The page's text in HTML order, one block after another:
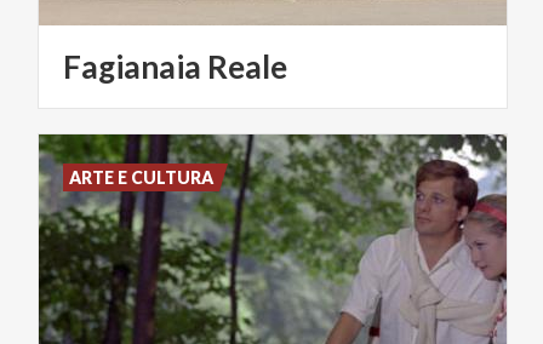
Fagianaia Reale
ARTE E CULTURA